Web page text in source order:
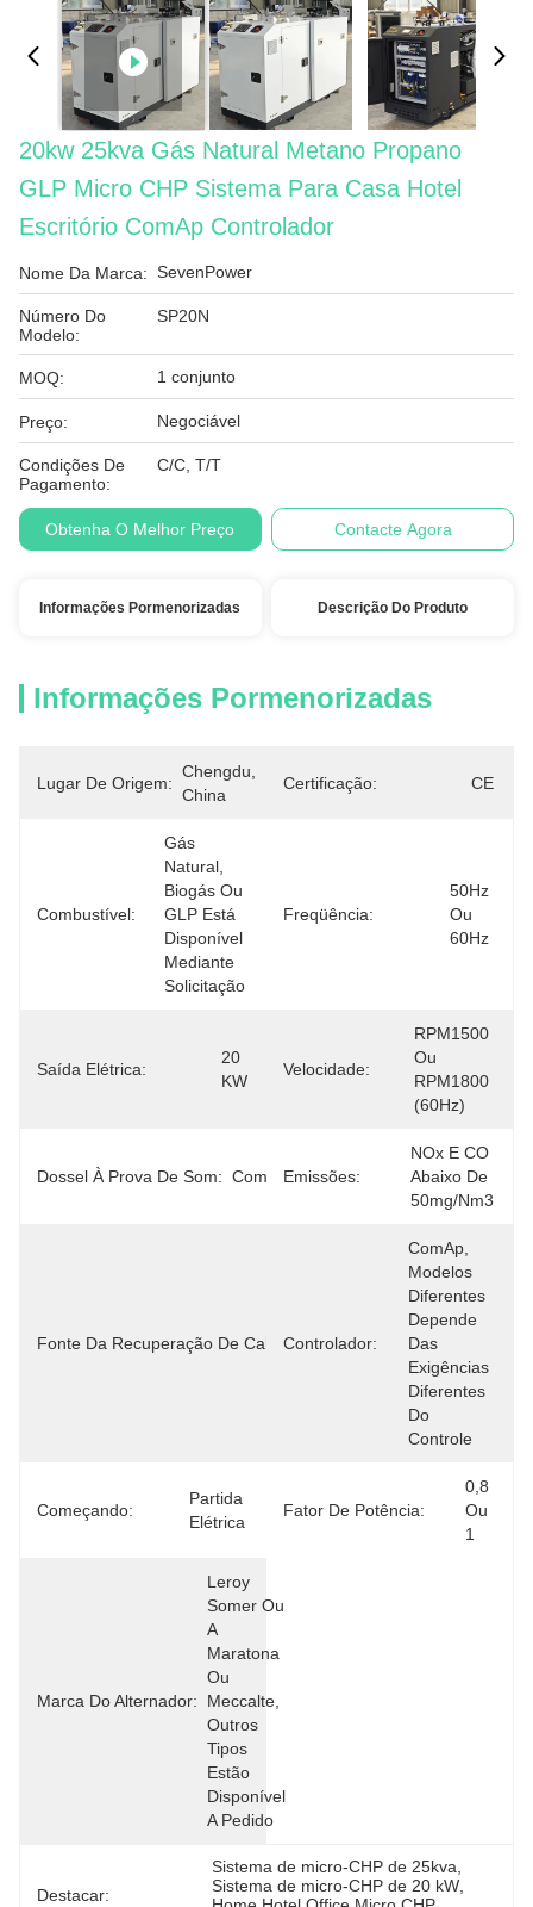
20kw 25kva Gás Natural Metano Propano
GLP Micro CHP Sistema Para Casa Hotel
Escritório ComAp Controlador
Nome Da Marca: SevenPower
Número Do
Modelo:
SP20N
MOQ: 1 conjunto
Preço: Negociável
Condições De
Pagamento:
C/C, T/T
Obtenha O Melhor Preço Contacte Agora
Informações Pormenorizadas Descrição Do Produto
Informações Pormenorizadas
Lugar De Origem:
Chengdu,
China
Certificação: CE
Combustível:
Gás
Natural,
Biogás Ou
GLP Está
Disponível
Mediante
Solicitação
Freqüência:
50Hz
Ou
60Hz
Saída Elétrica:
20
KW
Velocidade:
RPM1500
Ou
RPM1800
(60Hz)
Dossel À Prova De Som: Com Emissões:
NOx E CO
Abaixo De
50mg/Nm3
Fonte Da Recuperação De Calor: Exaustão E
Controlador:
ComAp,
Modelos
Diferentes
Depende
Das
Exigências
Diferentes
Do
Controle
Começando:
Partida
Elétrica
Fator De Potência:
0,8
Ou
1
Marca Do Alternador:
Leroy
Somer Ou
A
Maratona
Ou
Meccalte,
Outros
Tipos
Estão
Disponível
A Pedido
Destacar:
Sistema de micro-CHP de 25kva
Sistema de micro-CHP de 20 kW